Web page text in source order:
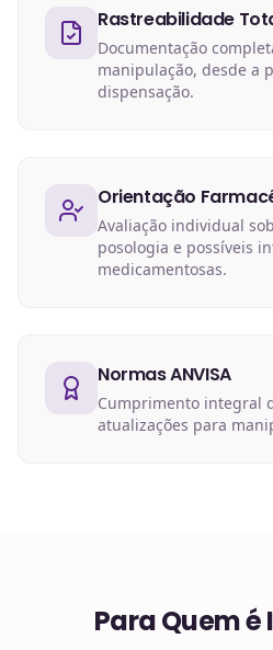
Rastreabilidade
Documentação
manipulação, desde a
dispensação.
Orientação
Avaliação individual
posologia e possíveis
medicamentosas.
Normas ANVISA
Cumprimento integral
atualizações para
Para Quem